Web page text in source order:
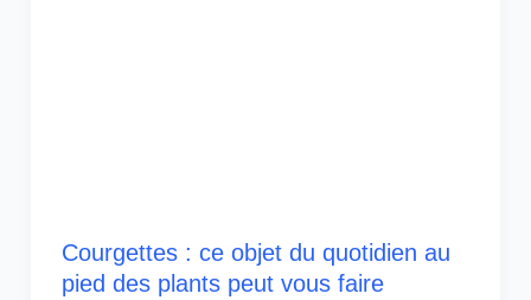
Courgettes : ce objet du quotidien au
pied des plants peut vous faire